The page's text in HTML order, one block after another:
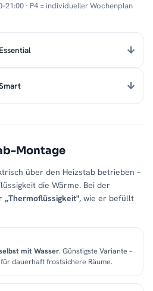
· P4 = individueller Wochenplan
Montage
über den Heizstab betrieben –
die Wärme. Bei der
„Thermoflüssigkeit", wie er befüllt
mit Wasser. Günstigste Variante –
dauerhaft frostsichere Räume.